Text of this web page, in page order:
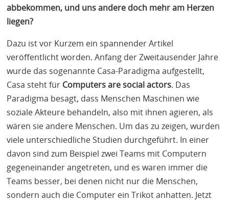
abbekommen, und uns andere doch mehr am Herzen
liegen?
Dazu ist vor Kurzem ein spannender Artikel
veröffentlicht worden. Anfang der Zweitausender Jahre
wurde das sogenannte Casa-Paradigma aufgestellt,
Casa steht für Computers are social actors. Das
Paradigma besagt, dass Menschen Maschinen wie
soziale Akteure behandeln, also mit ihnen agieren, als
wären sie andere Menschen. Um das zu zeigen, wurden
viele unterschiedliche Studien durchgeführt. In einer
davon sind zum Beispiel zwei Teams mit Computern
gegeneinander angetreten, und es waren immer die
Teams besser, bei denen nicht nur die Menschen,
sondern auch die Computer ein Trikot anhatten. Jetzt